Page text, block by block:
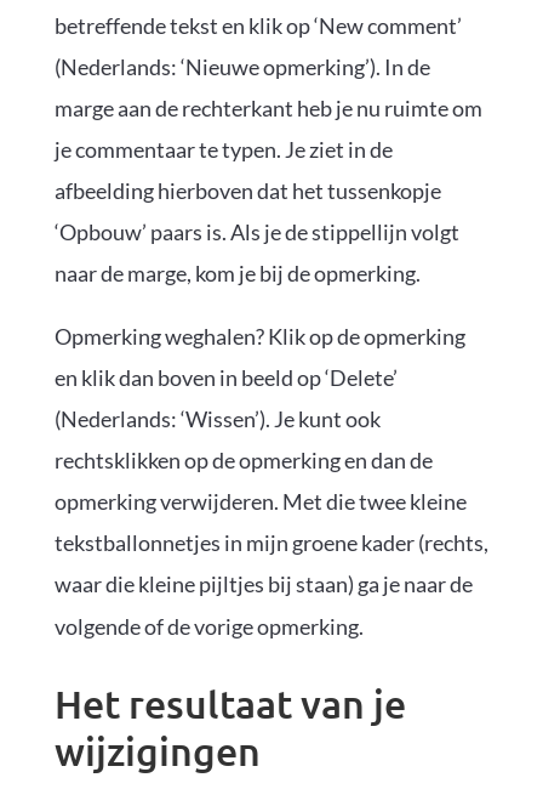
betreffende tekst en klik op ‘New comment’
(Nederlands: ‘Nieuwe opmerking’). In de
marge aan de rechterkant heb je nu ruimte om
je commentaar te typen. Je ziet in de
afbeelding hierboven dat het tussenkopje
‘Opbouw’ paars is. Als je de stippellijn volgt
naar de marge, kom je bij de opmerking.
Opmerking weghalen? Klik op de opmerking
en klik dan boven in beeld op ‘Delete’
(Nederlands: ‘Wissen’). Je kunt ook
rechtsklikken op de opmerking en dan de
opmerking verwijderen. Met die twee kleine
tekstballonnetjes in mijn groene kader (rechts,
waar die kleine pijltjes bij staan) ga je naar de
volgende of de vorige opmerking.
Het resultaat van je
wijzigingen